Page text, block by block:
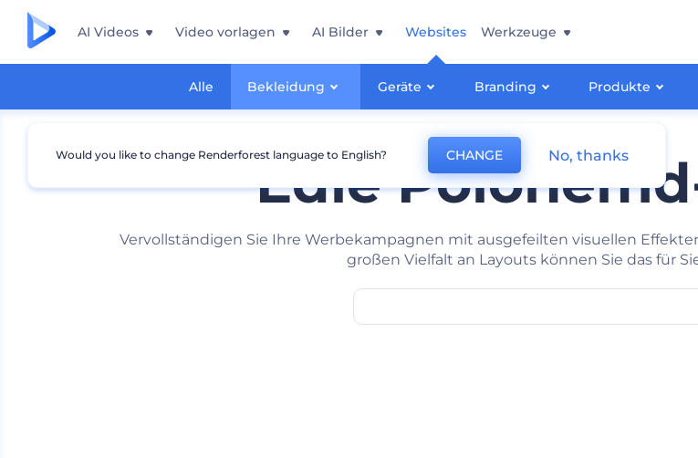
AI Videos Video vorlagen AI Bilder Websites
Alle Bekleidung Geräte Branding Produkte
Werkzeuge
Edle
Vervollständigen Sie Ihre Werbekampagnen mit ausgefeilten visuellen
großen Vielfalt an Layouts können Sie das für
Would you like to change Renderforest language to English? CHANGE No, thanks